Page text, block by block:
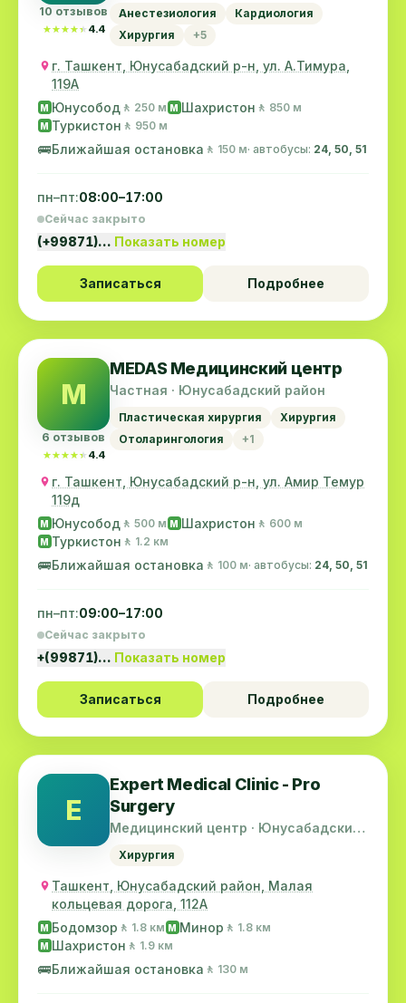
10 отзывов
★★★★★
★★★★★ 4.4
Анестезиология
Кардиология
Хирургия
+5
г. Ташкент, Юнусабадский р-н, ул. А.Тимура,
119A
M Юнусобод 🚶 250 м M Шахристон 🚶 850 м
M Туркистон 🚶 950 м
🚌Ближайшая остановка 🚶 150 м· автобусы: 24, 50, 51
пн–пт:08:00–17:00
Сейчас закрыто
(+99871)… Показать номер
Записаться Подробнее
M
6 отзывов
★★★★★
★★★★★ 4.4
MEDAS Медицинский центр
Частная · Юнусабадский район
Пластическая хирургия
Хирургия
Отоларингология
+1
г. Ташкент, Юнусабадский р-н, ул. Амир Темур
119д
M Юнусобод 🚶 500 м M Шахристон 🚶 600 м
M Туркистон 🚶 1.2 км
🚌Ближайшая остановка 🚶 100 м· автобусы: 24, 50, 51
пн–пт:09:00–17:00
Сейчас закрыто
+(99871)… Показать номер
Записаться Подробнее
E
Expert Medical Clinic - Pro
Surgery
Медицинский центр · Юнусабадский
Хирургия
Ташкент, Юнусабадский район, Малая
кольцевая дорога, 112A
M Бодомзор 🚶 1.8 км M Минор 🚶 1.8 км
M Шахристон 🚶 1.9 км
🚌Ближайшая остановка 🚶 130 м